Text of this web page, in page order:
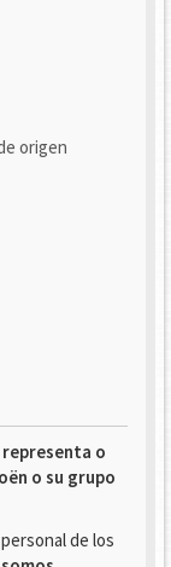
origen
o
o su grupo
de los